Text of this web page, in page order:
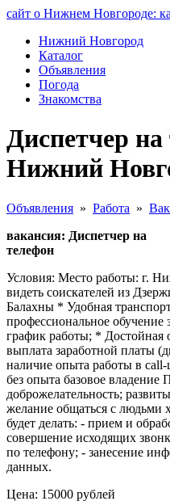
сайт о Нижнем Новгороде:
Нижний Новгород
Каталог
Объявления
Погода
Знакомства
Диспетчер на
Нижний
Объявления » Работа »
вакансия: Диспетчер на
телефон
Условия: Место работы: г.
видеть соискателей из
Балахны * Удобная
профессиональное
график работы; * Достойная
выплата заработной платы
наличие опыта работы в
без опыта базовое владение
доброжелательность;
желание общаться с людьми
будет делать: - прием и
совершение исходящих
по телефону; - занесение
данных.
Цена: 15000 рублей